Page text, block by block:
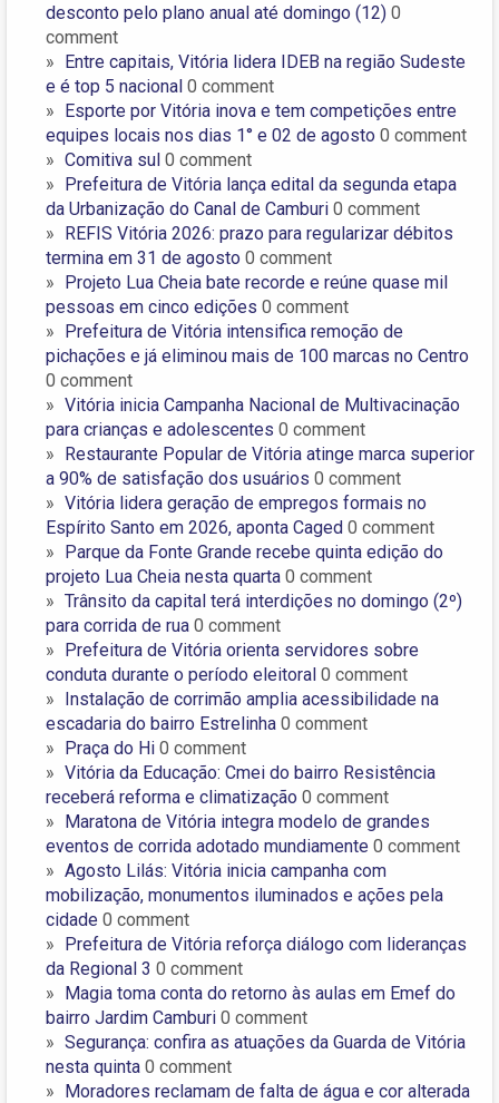
desconto pelo plano anual até domingo (12) 0
comment
Entre capitais, Vitória lidera IDEB na região Sudeste
e é top 5 nacional 0 comment
Esporte por Vitória inova e tem competições entre
equipes locais nos dias 1° e 02 de agosto 0 comment
Comitiva sul 0 comment
Prefeitura de Vitória lança edital da segunda etapa
da Urbanização do Canal de Camburi 0 comment
REFIS Vitória 2026: prazo para regularizar débitos
termina em 31 de agosto 0 comment
Projeto Lua Cheia bate recorde e reúne quase mil
pessoas em cinco edições 0 comment
Prefeitura de Vitória intensifica remoção de
pichações e já eliminou mais de 100 marcas no Centro
0 comment
Vitória inicia Campanha Nacional de Multivacinação
para crianças e adolescentes 0 comment
Restaurante Popular de Vitória atinge marca superior
a 90% de satisfação dos usuários 0 comment
Vitória lidera geração de empregos formais no
Espírito Santo em 2026, aponta Caged 0 comment
Parque da Fonte Grande recebe quinta edição do
projeto Lua Cheia nesta quarta 0 comment
Trânsito da capital terá interdições no domingo (2º)
para corrida de rua 0 comment
Prefeitura de Vitória orienta servidores sobre
conduta durante o período eleitoral 0 comment
Instalação de corrimão amplia acessibilidade na
escadaria do bairro Estrelinha 0 comment
Praça do Hi 0 comment
Vitória da Educação: Cmei do bairro Resistência
receberá reforma e climatização 0 comment
Maratona de Vitória integra modelo de grandes
eventos de corrida adotado mundiamente 0 comment
Agosto Lilás: Vitória inicia campanha com
mobilização, monumentos iluminados e ações pela
cidade 0 comment
Prefeitura de Vitória reforça diálogo com lideranças
da Regional 3 0 comment
Magia toma conta do retorno às aulas em Emef do
bairro Jardim Camburi 0 comment
Segurança: confira as atuações da Guarda de Vitória
nesta quinta 0 comment
Moradores reclamam de falta de água e cor alterada